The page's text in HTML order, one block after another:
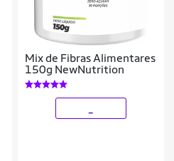
Mix de Fibras Alimentares
150g NewNutrition